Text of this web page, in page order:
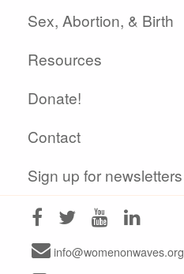
Sex, Abortion, & Birth
Resources
Donate!
Contact
Sign up for newsletters
info@womenonwaves.org